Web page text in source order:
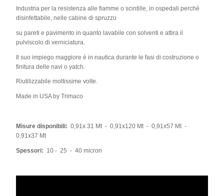
Industria per la resistenza alle fiamme o scintille, in ospedali perchè
disinfettabile, nelle cabine di spruzzo
su pareti e pavimento in quanto lavabile con solventi e attira il
pulviscolo di verniciatura.
Il suo impiego maggiore è in nautica durante le fasi di costruzione o
finitura delle navi o yatch.
Riutilizzabile moltissime volte.
Made in USA by Trimaco
Misure disponibili: 0,91x 31 Mt - 0,91x120 Mt - 0,91x57 Mt -
0,91x37 Mt
Spessori: 10 - 25 - 40 micron